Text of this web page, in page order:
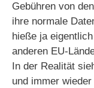
Gebühren von
ihre normale
hieße ja
anderen EU-
In der Realität
und immer